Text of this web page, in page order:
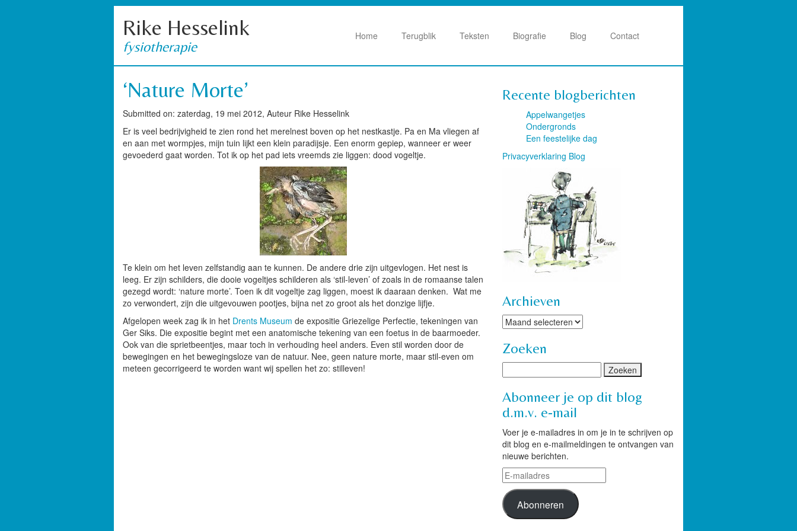
Rike Hesselink
fysiotherapie
Home Terugblik Teksten Biografie Blog Contact
‘Nature Morte’
Submitted on: zaterdag, 19 mei 2012, Auteur Rike Hesselink
Er is veel bedrijvigheid te zien rond het merelnest boven op het nestkastje. Pa en Ma vliegen af
en aan met wormpjes, mijn tuin lijkt een klein paradijsje. Een enorm gepiep, wanneer er weer
gevoederd gaat worden. Tot ik op het pad iets vreemds zie liggen: dood vogeltje.
Te klein om het leven zelfstandig aan te kunnen. De andere drie zijn uitgevlogen. Het nest is
leeg. Er zijn schilders, die dooie vogeltjes schilderen als ‘stil-leven’ of zoals in de romaanse talen
gezegd wordt: ‘nature morte’. Toen ik dit vogeltje zag liggen, moest ik daaraan denken. Wat me
zo verwondert, zijn die uitgevouwen pootjes, bijna net zo groot als het donzige lijfje.
Afgelopen week zag ik in het Drents Museum de expositie Griezelige Perfectie, tekeningen van
Ger Siks. Die expositie begint met een anatomische tekening van een foetus in de baarmoeder.
Ook van die sprietbeentjes, maar toch in verhouding heel anders. Even stil worden door de
bewegingen en het bewegingsloze van de natuur. Nee, geen nature morte, maar stil-even om
meteen gecorrigeerd te worden want wij spellen het zo: stilleven!
Recente blogberichten
Appelwangetjes
Ondergronds
Een feestelijke dag
Privacyverklaring Blog
Archieven
Archieven
Zoeken
Abonneer je op dit blog
d.m.v. e-mail
Voer je e-mailadres in om je in te schrijven op
dit blog en e-mailmeldingen te ontvangen van
nieuwe berichten.
E-
mailadres
Abonneren